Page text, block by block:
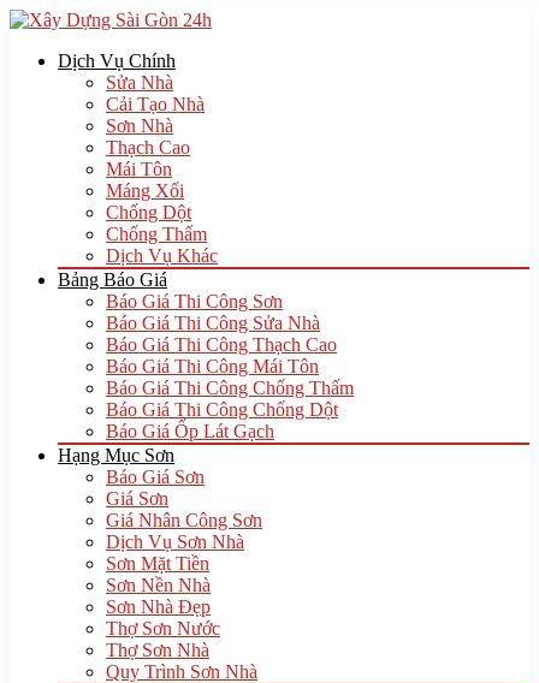
Dịch Vụ Chính
Sửa Nhà
Cải Tạo Nhà
Sơn Nhà
Thạch Cao
Mái Tôn
Máng Xối
Chống Dột
Chống Thấm
Dịch Vụ Khác
Bảng Báo Giá
Báo Giá Thi Công Sơn
Báo Giá Thi Công Sửa Nhà
Báo Giá Thi Công Thạch Cao
Báo Giá Thi Công Mái Tôn
Báo Giá Thi Công Chống Thấm
Báo Giá Thi Công Chống Dột
Báo Giá Ốp Lát Gạch
Hạng Mục Sơn
Báo Giá Sơn
Giá Sơn
Giá Nhân Công Sơn
Dịch Vụ Sơn Nhà
Sơn Mặt Tiền
Sơn Nền Nhà
Sơn Nhà Đẹp
Thợ Sơn Nước
Thợ Sơn Nhà
Quy Trình Sơn Nhà